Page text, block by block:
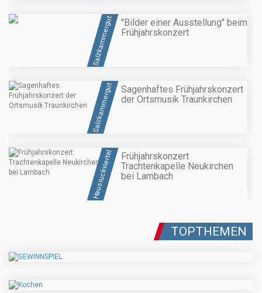
Salzkammergut
"Bilder einer Ausstellung" beim
Frühjahrskonzert
Salzkammergut
Sagenhaftes Frühjahrskonzert
der Ortsmusik Traunkirchen
Hausruckviertel
Frühjahrskonzert
Trachtenkapelle Neukirchen
bei Lambach
TOPTHEMEN